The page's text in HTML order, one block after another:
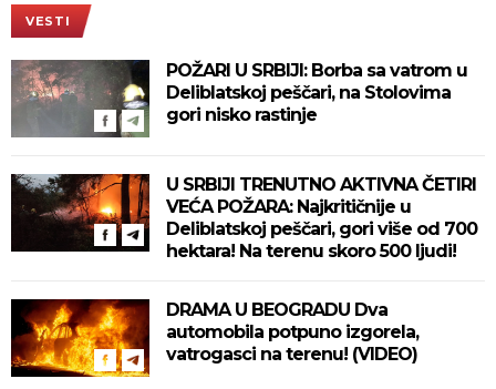
VESTI
POŽARI U SRBIJI: Borba sa vatrom u
Deliblatskoj peščari, na Stolovima
gori nisko rastinje
U SRBIJI TRENUTNO AKTIVNA ČETIRI
VEĆA POŽARA: Najkritičnije u
Deliblatskoj peščari, gori više od 700
hektara! Na terenu skoro 500 ljudi!
DRAMA U BEOGRADU Dva
automobila potpuno izgorela,
vatrogasci na terenu! (VIDEO)